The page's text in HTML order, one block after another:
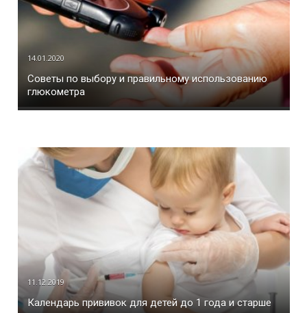
14.01.2020
Советы по выбору и правильному использованию
глюкометра
11.12.2019
Календарь прививок для детей до 1 года и старше